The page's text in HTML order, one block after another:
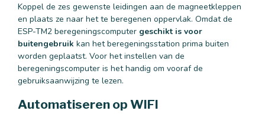
Koppel de zes gewenste leidingen aan de magneetkleppen
en plaats ze naar het te beregenen oppervlak. Omdat de
ESP-TM2 beregeningscomputer geschikt is voor
buitengebruik kan het beregeningsstation prima buiten
worden geplaatst. Voor het instellen van de
beregeningscomputer is het handig om vooraf de
gebruiksaanwijzing te lezen.
Automatiseren op WIFI